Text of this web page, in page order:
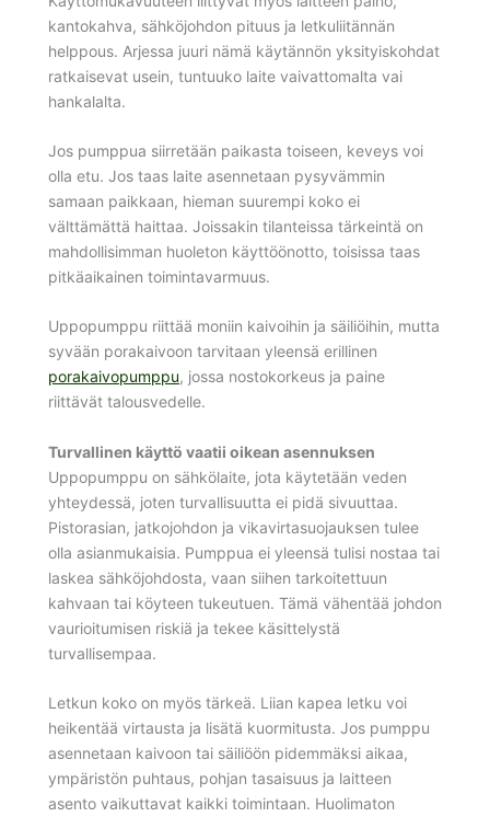
kantokahva, sähköjohdon pituus ja letkuliitännän
helppous. Arjessa juuri nämä käytännön yksityiskohdat
ratkaisevat usein, tuntuuko laite vaivattomalta vai
hankalalta.
Jos pumppua siirretään paikasta toiseen, keveys voi
olla etu. Jos taas laite asennetaan pysyvämmin
samaan paikkaan, hieman suurempi koko ei
välttämättä haittaa. Joissakin tilanteissa tärkeintä on
mahdollisimman huoleton käyttöönotto, toisissa taas
pitkäaikainen toimintavarmuus.
Uppopumppu riittää moniin kaivoihin ja säiliöihin, mutta
syvään porakaivoon tarvitaan yleensä erillinen
porakaivopumppu, jossa nostokorkeus ja paine
riittävät talousvedelle.
Turvallinen käyttö vaatii oikean asennuksen
Uppopumppu on sähkölaite, jota käytetään veden
yhteydessä, joten turvallisuutta ei pidä sivuuttaa.
Pistorasian, jatkojohdon ja vikavirtasuojauksen tulee
olla asianmukaisia. Pumppua ei yleensä tulisi nostaa tai
laskea sähköjohdosta, vaan siihen tarkoitettuun
kahvaan tai köyteen tukeutuen. Tämä vähentää johdon
vaurioitumisen riskiä ja tekee käsittelystä
turvallisempaa.
Letkun koko on myös tärkeä. Liian kapea letku voi
heikentää virtausta ja lisätä kuormitusta. Jos pumppu
asennetaan kaivoon tai säiliöön pidemmäksi aikaa,
ympäristön puhtaus, pohjan tasaisuus ja laitteen
asento vaikuttavat kaikki toimintaan. Huolimaton